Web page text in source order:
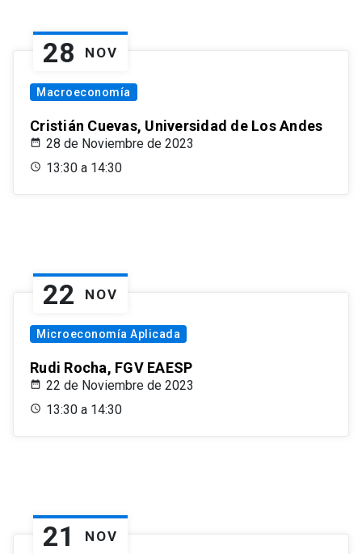
28 NOV
Macroeconomía
Cristián Cuevas, Universidad de Los Andes
28 de Noviembre de 2023
13:30 a 14:30
22 NOV
Microeconomía Aplicada
Rudi Rocha, FGV EAESP
22 de Noviembre de 2023
13:30 a 14:30
21 NOV